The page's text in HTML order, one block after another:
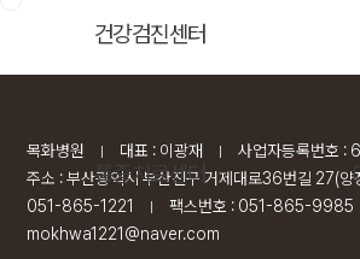
건강검진센터
통증치료센터
목화병원 대표 : 이광재 사업자등록번호
주소 : 부산광역시 부산진구 거제대로36번길 27(양
051-865-1221
팩스번호 : 051-865-9985
mokhwa1221@naver.com